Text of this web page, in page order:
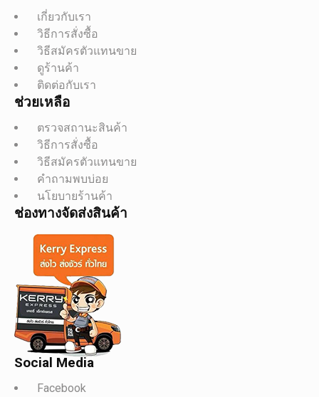
เกี่ยวกับเรา
วิธีการสั่งซื้อ
วิธีสมัครตัวแทนขาย
ดูร้านค้า
ติดต่อกับเรา
ช่วยเหลือ
ตรวจสถานะสินค้า
วิธีการสั่งซื้อ
วิธีสมัครตัวแทนขาย
คำถามพบบ่อย
นโยบายร้านค้า
ช่องทางจัดส่งสินค้า
Social Media
Facebook